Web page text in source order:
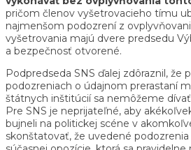
pričom členov vyšetrovacieho tímu
najmenšom podozrení z
vyšetrovania majú dvere predsedu
a bezpečnosť otvorené.
Podpredseda SNS ďalej zdôraznil, že
podozreniach o údajnom prerastaní
štátnych inštitúcií sa nemôžeme
Pre SNS je neprijateľné, aby
bujneli na politickej scéne v
skonštatovať, že uvedené